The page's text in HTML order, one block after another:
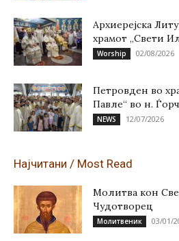
Архиерејска
храмот „Свети
Worship 02/08/2026
Петровден во
Павле“ во н.
NEWS 12/07/2026
Најчитани / Most Read
Молитва кон
Чудотворец
Молитвеник 03/01/